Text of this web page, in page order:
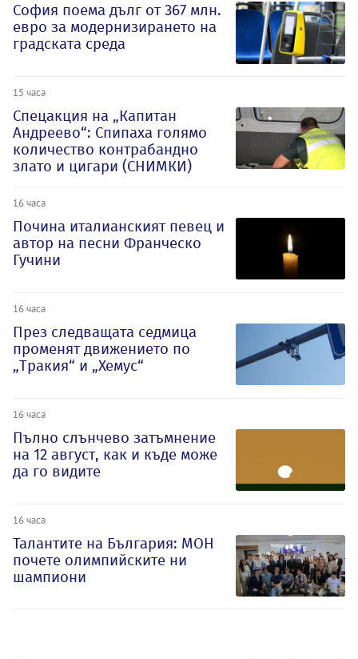
София поема дълг от 367 млн.
евро за модернизирането на
градската среда
15 часа
Спецакция на „Капитан
Андреево“: Спипаха голямо
количество контрабандно
злато и цигари (СНИМКИ)
16 часа
Почина италианският певец и
автор на песни Франческо
Гучини
16 часа
През следващата седмица
променят движението по
„Тракия“ и „Хемус“
16 часа
Пълно слънчево затъмнение
на 12 август, как и къде може
да го видите
16 часа
Талантите на България: МОН
почете олимпийските ни
шампиони